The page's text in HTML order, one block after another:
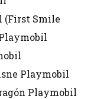
(First Smile
Playmobil
Playmobil